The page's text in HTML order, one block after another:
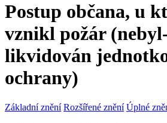
Postup občana, u
vznikl požár
likvidován
ochrany)
Základní znění Rozšířené znění Úplné